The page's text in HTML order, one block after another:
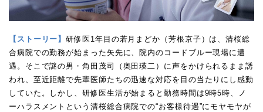
【 ストーリー 】研修医1年目の若月まどか（芳根京子）は、清桜総
合病院での勤務が始まった矢先に、院内のコードブルー現場に遭
遇。そこで謎の男・角田茂司（奥田瑛二）に声をかけられるまま誘
われ、至近距離で先輩医師たちの迅速な対応を目の当たりにし感動
していた。しかし、研修医生活が始まると勤務時間は9時5時、ノ
ーハラスメントという清桜総合病院での“お客様待遇”にモヤモヤが